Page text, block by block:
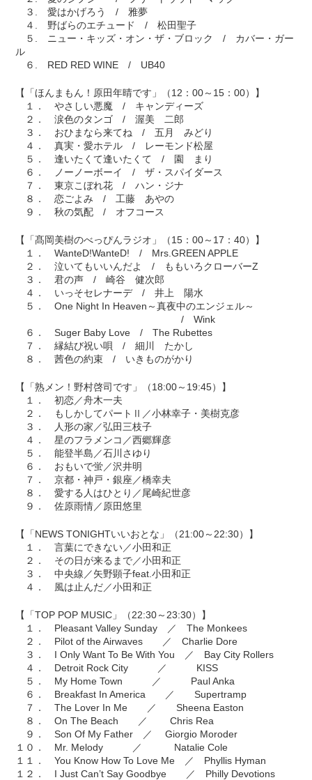
３. 愛はかげろう / 雅夢
４. 野ばらのエチュード / 松田聖子
５. ニュー・キッズ・オン・ザ・ブロック / カバー・ガー
ル
６. RED RED WINE / UB40
【「ほんまもん！原田年晴です」（12：00～15：00）】
１． やさしい悪魔 / キャンディーズ
２． 涙色のタンゴ / 渥美 二郎
３． おひまなら来てね / 五月 みどり
４． 真実・愛ホテル / レーモンド松屋
５． 逢いたくて逢いたくて / 園 まり
６． ノーノーボーイ / ザ・スパイダース
７． 東京こぼれ花 / ハン・ジナ
８． 恋ごよみ / 工藤 あやの
９． 秋の気配 / オフコース
【「髙岡美樹のべっぴんラジオ」（15：00～17：40）】
１． WanteD!WanteD! / Mrs.GREEN APPLE
２． 泣いてもいいんだよ / ももいろクローバーZ
３． 君の声 / 崎谷 健次郎
４． いっそセレナーデ / 井上 陽水
５． One Night In Heaven～真夜中のエンジェル～
/ Wink
６． Suger Baby Love / The Rubettes
７． 縁結び祝い唄 / 細川 たかし
８． 茜色の約束 / いきものがかり
【「熟メン！野村啓司です」（18:00～19:45）】
１． 初恋／舟木一夫
２． もしかしてパートⅡ／小林幸子・美樹克彦
３． 人形の家／弘田三枝子
４． 星のフラメンコ／西郷輝彦
５． 能登半島／石川さゆり
６． おもいで蛍／沢井明
７． 京都・神戸・銀座／橋幸夫
８． 愛する人はひとり／尾崎紀世彦
９． 佐原雨情／原田悠里
【「NEWS TONIGHTいいおとな」（21:00～22:30）】
１． 言葉にできない／小田和正
２． その日が来るまで／小田和正
３． 中央線／矢野顕子feat.小田和正
４． 風は止んだ／小田和正
【「TOP POP MUSIC」（22:30～23:30）】
１． Pleasant Valley Sunday ／ The Monkees
２． Pilot of the Airwaves ／ Charlie Dore
３． I Only Want To Be With You ／ Bay City Rollers
４． Detroit Rock City ／ KISS
５． My Home Town ／ Paul Anka
６． Breakfast In America ／ Supertramp
７． The Lover In Me ／ Sheena Easton
８． On The Beach ／ Chris Rea
９． Son Of My Father ／ Giorgio Moroder
１０． Mr. Melody ／ Natalie Cole
１１． You Know How To Love Me ／ Phyllis Hyman
１２． I Just Can’t Say Goodbye ／ Philly Devotions